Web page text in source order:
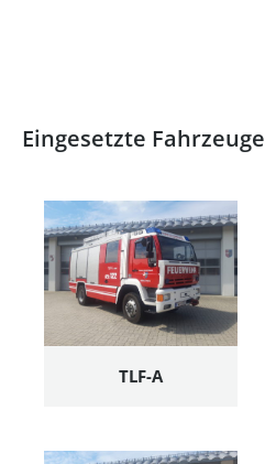
Eingesetzte Fahrzeuge
TLF-A